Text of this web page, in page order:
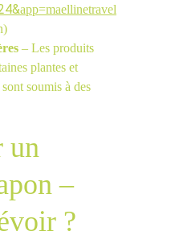
app=maellinetravel
– Les produits
plantes et
soumis à des
un
–
?